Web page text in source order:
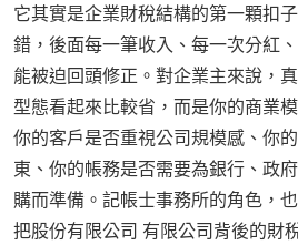
它其實是企業財稅結構的第一顆扣
錯，後面每一筆收入、每一次分紅
能被迫回頭修正。對企業主來說，
型態看起來比較省，而是你的商業
你的客戶是否重視公司規模感、你
東、你的帳務是否需要為銀行、政
購而準備。記帳士事務所的角色，
把股份有限公司 有限公司背後的財